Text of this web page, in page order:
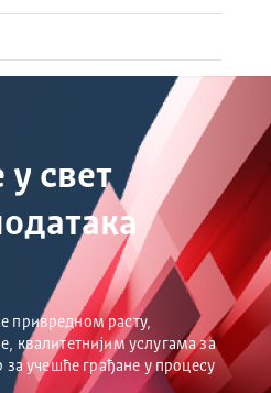
у свет
привредном расту,
квалитетнијим услугама за
за учешће грађане у процесу